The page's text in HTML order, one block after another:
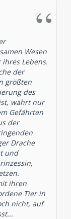
Wesen
Lebens.
der
größten
des
währt nur
Gefährten
der
Drache
und
ihren
Tier in
nicht, auf